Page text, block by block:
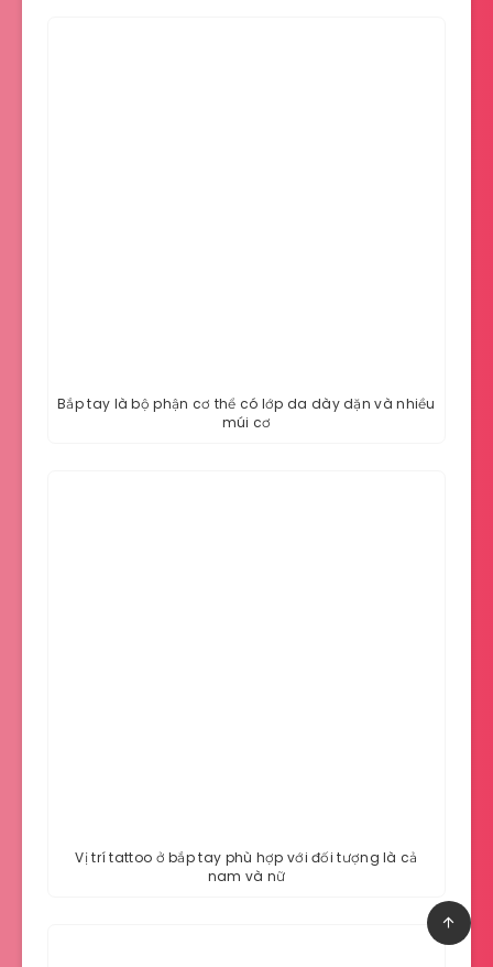
Bắp tay là bộ phận cơ thể có lớp da dày dặn và nhiều
múi cơ
Vị trí tattoo ở bắp tay phù hợp với đối tượng là cả
nam và nữ